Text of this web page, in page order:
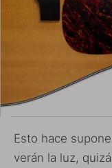
Esto hace
verán la luz,